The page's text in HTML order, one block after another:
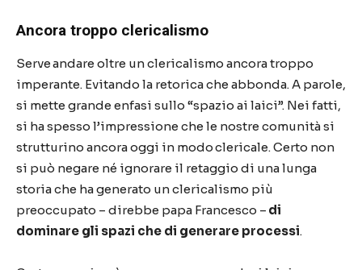
Ancora troppo clericalismo
Serve andare oltre un clericalismo ancora troppo
imperante. Evitando la retorica che abbonda. A parole,
si mette grande enfasi sullo “spazio ai laici”. Nei fatti,
si ha spesso l’impressione che le nostre comunità si
strutturino ancora oggi in modo clericale. Certo non
si può negare né ignorare il retaggio di una lunga
storia che ha generato un clericalismo più
preoccupato – direbbe papa Francesco – di
dominare gli spazi che di generare processi.